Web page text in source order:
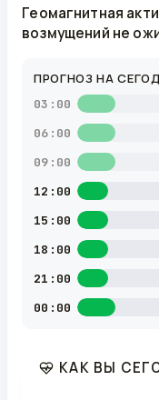
Геомагнитная
возмущений не
ПРОГНОЗ НА
03:00
06:00
09:00
12:00
15:00
18:00
21:00
00:00
КАК ВЫ